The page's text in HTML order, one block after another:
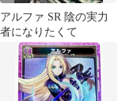
アルファ SR 陰の実力
者になりたくて